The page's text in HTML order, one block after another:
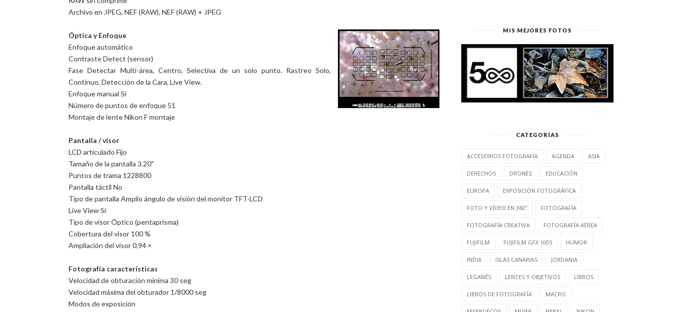
Archivo en JPEG, NEF (RAW), NEF (RAW) + JPEG
Óptica y Enfoque
Enfoque automático
Contraste Detect (sensor)
Fase Detectar Multi-área, Centro, Selectiva de un solo punto. Rastreo Solo,
Continuo, Detección de la Cara, Live View.
Enfoque manual Sí
Número de puntos de enfoque 51
Montaje de lente Nikon F montaje
Pantalla / visor
LCD articulado Fijo
Tamaño de la pantalla 3.20"
Puntos de trama 1228800
Pantalla táctil No
Tipo de pantalla Amplio ángulo de visión del monitor TFT-LCD
Live View Sí
Tipo de visor Óptico (pentaprisma)
Cobertura del visor 100 %
Ampliación del visor 0,94 ×
Fotografía características
Velocidad de obturación mínima 30 seg
Velocidad máxima del obturador 1/8000 seg
Modos de exposición
MIS MEJORES FOTOS
CATEGORÍAS
ACCESORIOS FOTOGRAFÍA AGENDA ASIA
DERECHOS DRONES EDUCACIÓN
EUROPA EXPOSICIÓN FOTOGRÁFICA
FOTO Y VÍDEO EN 360º FOTOGRAFÍA
FOTOGRAFÍA CREATIVA FOTOGRAFÍA AÉREA
FUJIFILM FUJIFILM GFX 100S HUMOR
INDIA ISLAS CANARIAS JORDANIA
LEGANÉS LENTES Y OBJETIVOS LIBROS
LIBROS DE FOTOGRAFÍA MACRO